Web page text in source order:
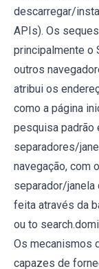
descarregar/
APIs). Os
principalmente o
outros
atribui os
como a página
pesquisa padrão
separadores/
navegação, com
separador/janela
feita através da
ou to
Os mecanismos
capazes de